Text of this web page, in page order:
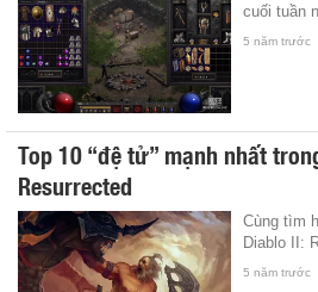
cuối tuần
5 năm trước
Top 10 “đệ tử” mạnh nhất
Resurrected
Cùng tìm
Diablo II:
5 năm trước